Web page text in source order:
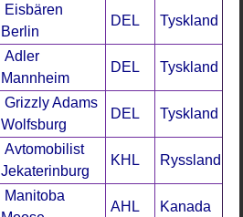
Eisbären
Berlin
DEL Tyskland
Adler
Mannheim
DEL Tyskland
Grizzly Adams
Wolfsburg
DEL Tyskland
Avtomobilist
Jekaterinburg
KHL Ryssland
Manitoba
AHL Kanada